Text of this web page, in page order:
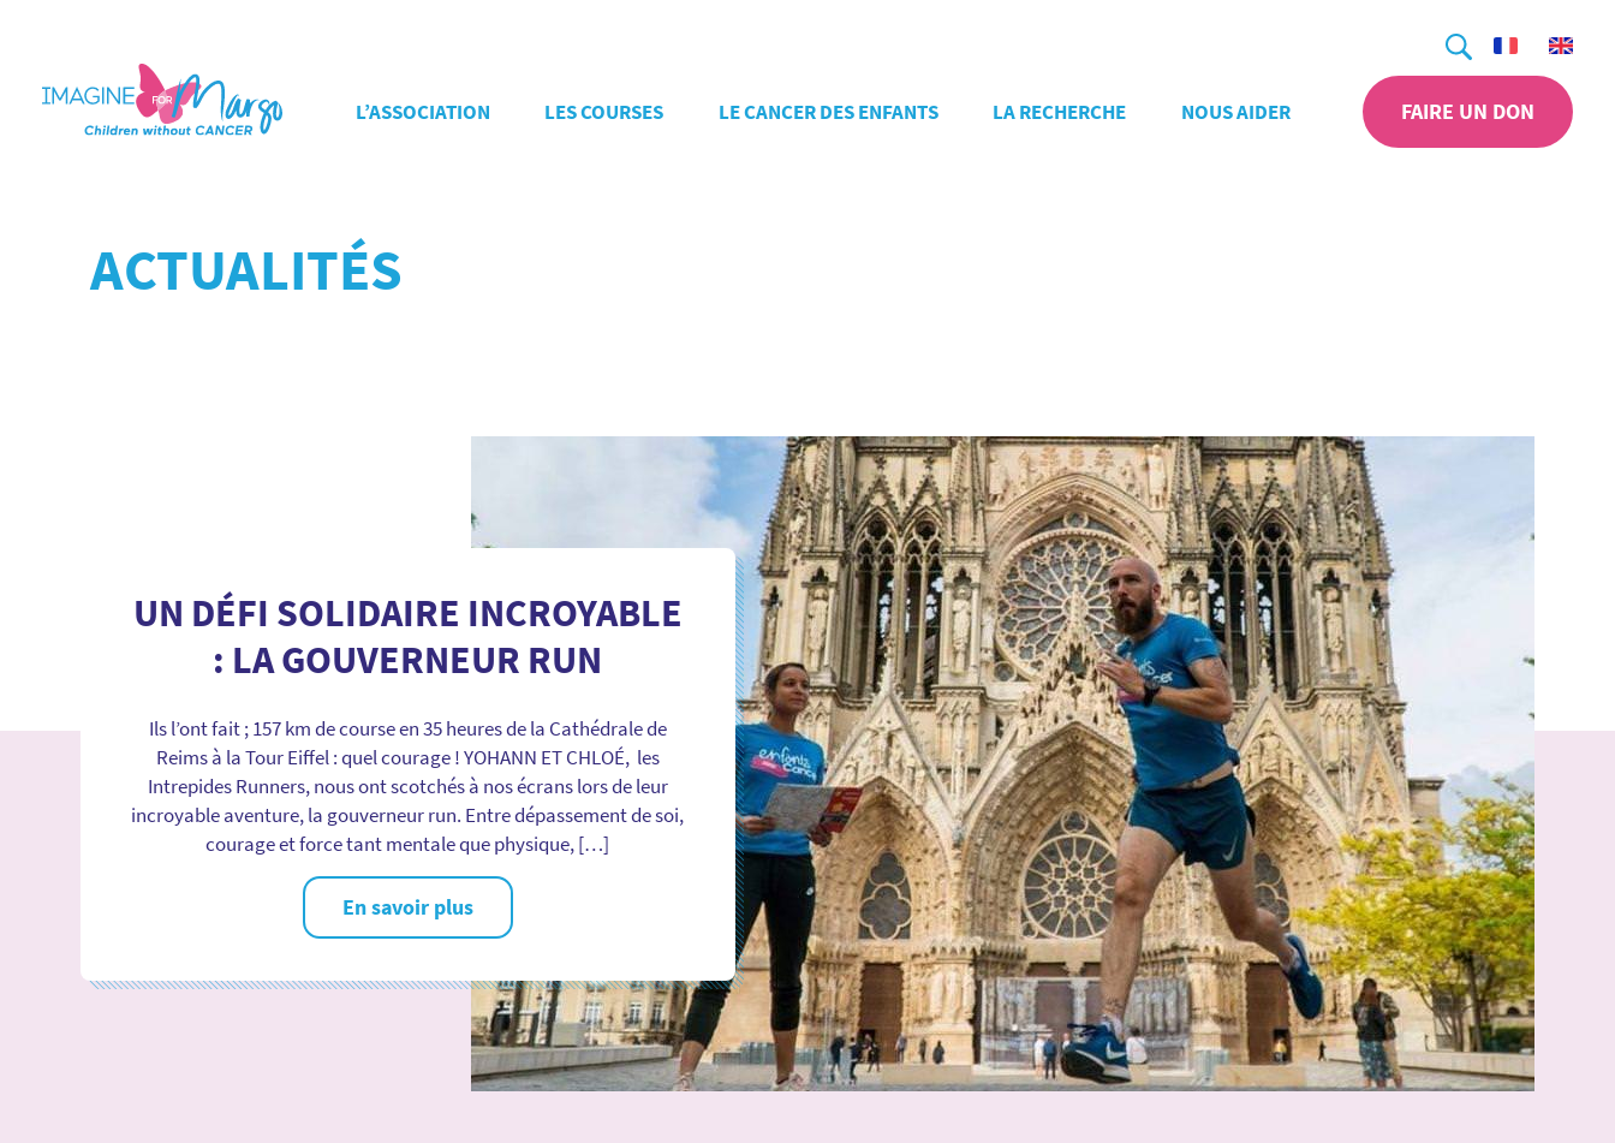
Recherche
L’ASSOCIATION LES COURSES LE CANCER DES ENFANTS LA RECHERCHE NOUS AIDER FAIRE UN DON
ACTUALITÉS
UN DÉFI SOLIDAIRE INCROYABLE
: LA GOUVERNEUR RUN
Ils l’ont fait ; 157 km de course en 35 heures de la Cathédrale de
Reims à la Tour Eiffel : quel courage ! YOHANN ET CHLOÉ, les
Intrepides Runners, nous ont scotchés à nos écrans lors de leur
incroyable aventure, la gouverneur run. Entre dépassement de soi,
courage et force tant mentale que physique, […]
En savoir plus